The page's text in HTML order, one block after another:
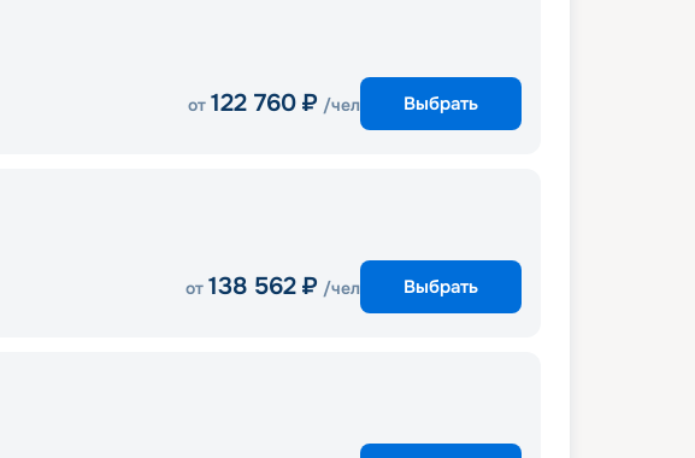
от 122 760 ₽ /чел Выбрать
от 138 562 ₽ /чел Выбрать